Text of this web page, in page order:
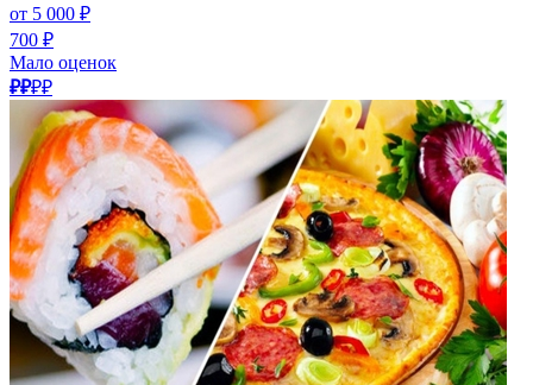
от 5 000 ₽
700 ₽
Мало оценок
₽₽₽₽